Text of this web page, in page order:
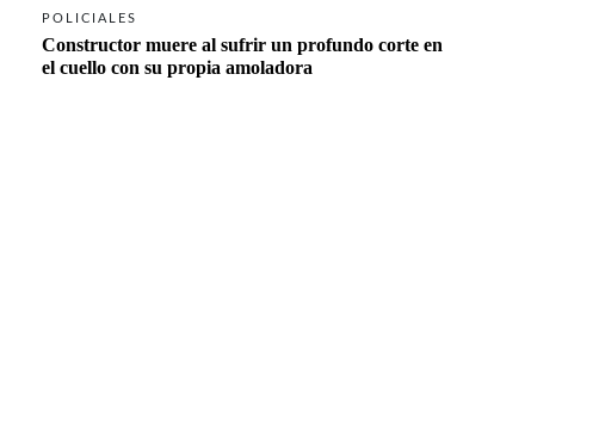
POLICIALES
Constructor muere al sufrir un profundo corte en
el cuello con su propia amoladora